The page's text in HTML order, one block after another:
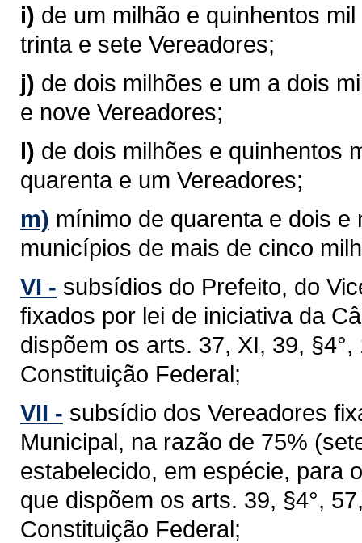
i) de um milhão e quinhentos
trinta e sete Vereadores;
j) de dois milhões e um a dois
e nove Vereadores;
l) de dois milhões e quinhentos
quarenta e um Vereadores;
m) mínimo de quarenta e dois
municípios de mais de cinco
VI - subsídios do Prefeito, do
ﬁxados por lei de iniciativa da
dispõem os arts. 37, XI, 39,
Constituição Federal;
VII - subsídio dos Vereadores
Municipal, na razão de 75%
estabelecido, em espécie, para
que dispõem os arts. 39, §4°,
Constituição Federal;